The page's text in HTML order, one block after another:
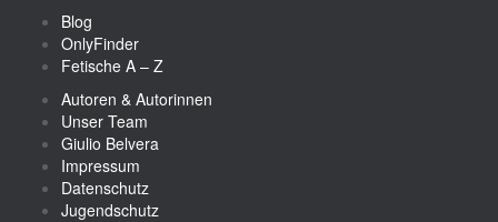
Blog
OnlyFinder
Fetische A – Z
Autoren & Autorinnen
Unser Team
Giulio Belvera
Impressum
Datenschutz
Jugendschutz